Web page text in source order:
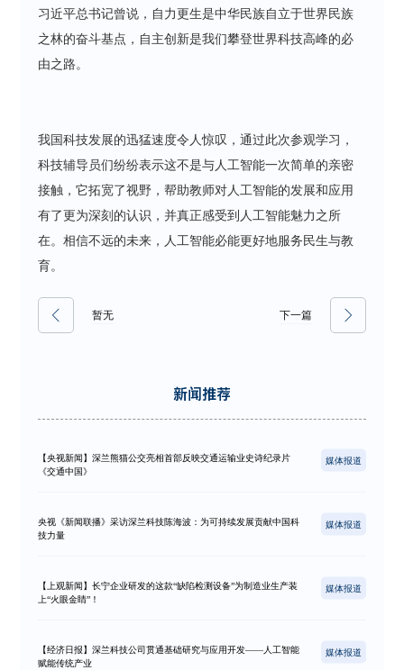
习近平总书记曾说，自力更生是中华民族自立于世界民族
之林的奋斗基点，自主创新是我们攀登世界科技高峰的必
由之路。
我国科技发展的迅猛速度令人惊叹，通过此次参观学习，
科技辅导员们纷纷表示这不是与人工智能一次简单的亲密
接触，它拓宽了视野，帮助教师对人工智能的发展和应用
有了更为深刻的认识，并真正感受到人工智能魅力之所
在。相信不远的未来，人工智能必能更好地服务民生与教
育。
暂无 下一篇
新闻推荐
【央视新闻】深兰熊猫公交亮相首部反映交通运输业史诗纪录片
《交通中国》
媒体报道
央视《新闻联播》采访深兰科技陈海波：为可持续发展贡献中国科
技力量
媒体报道
【上观新闻】长宁企业研发的这款“缺陷检测设备”为制造业生产装
上“火眼金睛”！
媒体报道
【经济日报】深兰科技公司贯通基础研究与应用开发——人工智能
赋能传统产业
媒体报道